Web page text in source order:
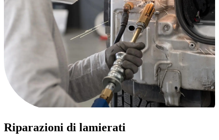
Riparazioni di lamierati